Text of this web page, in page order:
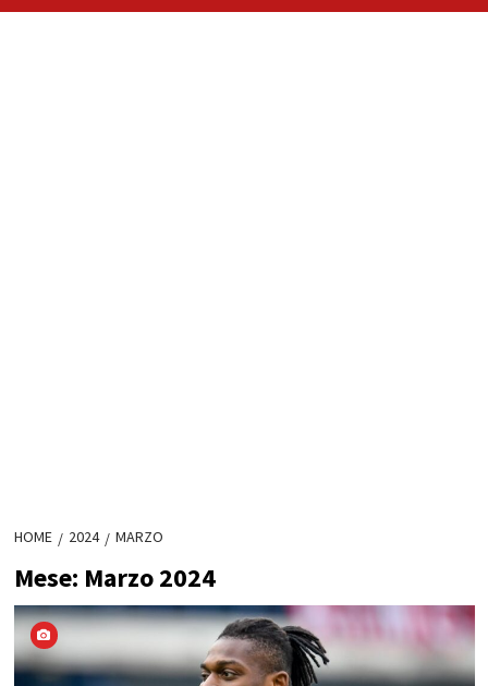
HOME 2024 MARZO
Mese: Marzo 2024